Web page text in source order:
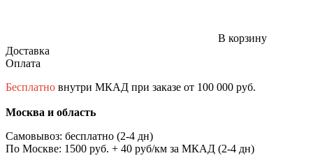
В корзину
Доставка
Оплата
Бесплатно внутри МКАД при заказе от 100 000 руб.
Москва и область
Самовывоз: бесплатно (2-4 дн)
По Москве: 1500 руб. + 40 руб/км за МКАД (2-4 дн)